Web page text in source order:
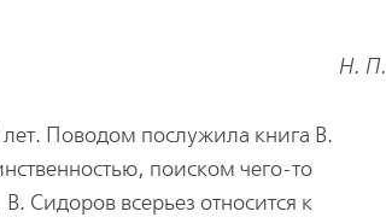
Н. П.
лет. Поводом послужила книга В.
поиском чего-то
Сидоров всерьез относится к